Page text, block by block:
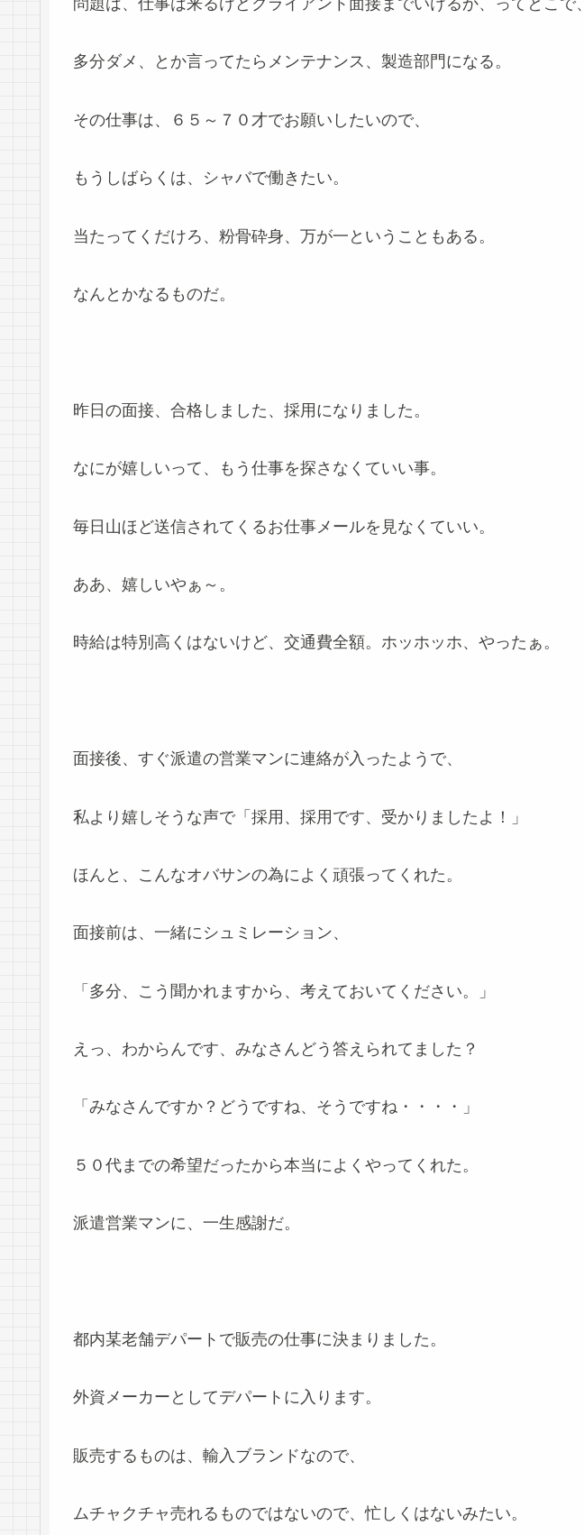
問題は、仕事は来るけどクライアント面接までいけるか、ってとこで、
多分ダメ、とか言ってたらメンテナンス、製造部門になる。
その仕事は、６５～７０才でお願いしたいので、
もうしばらくは、シャバで働きたい。
当たってくだけろ、粉骨砕身、万が一ということもある。
なんとかなるものだ。
昨日の面接、合格しました、採用になりました。
なにが嬉しいって、もう仕事を探さなくていい事。
毎日山ほど送信されてくるお仕事メールを見なくていい。
ああ、嬉しいやぁ～。
時給は特別高くはないけど、交通費全額。ホッホッホ、やったぁ。
面接後、すぐ派遣の営業マンに連絡が入ったようで、
私より嬉しそうな声で「採用、採用です、受かりましたよ！」
ほんと、こんなオバサンの為によく頑張ってくれた。
面接前は、一緒にシュミレーション、
「多分、こう聞かれますから、考えておいてください。」
えっ、わからんです、みなさんどう答えられてました？
「みなさんですか？どうですね、そうですね・・・・」
５０代までの希望だったから本当によくやってくれた。
派遣営業マンに、一生感謝だ。
都内某老舗デパートで販売の仕事に決まりました。
外資メーカーとしてデパートに入ります。
販売するものは、輸入ブランドなので、
ムチャクチャ売れるものではないので、忙しくはないみたい。